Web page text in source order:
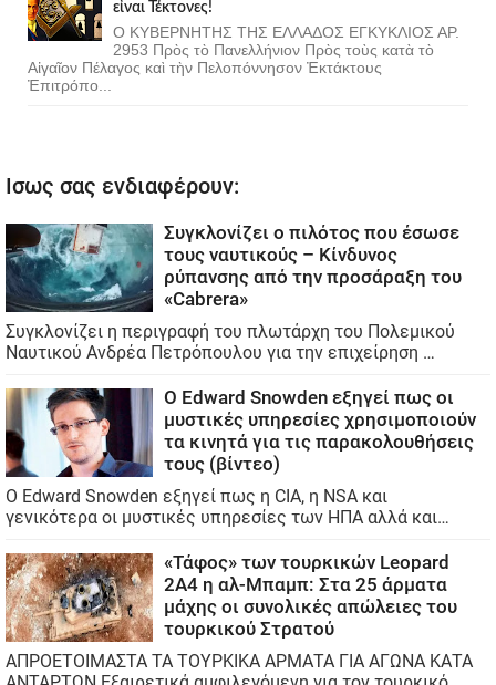
εἶναι Τέκτονες!
Ο ΚΥΒΕΡΝΗΤΗΣ ΤΗΣ ΕΛΛΑΔΟΣ ΕΓΚΥΚΛΙΟΣ ΑΡ.
2953 Πρὸς τὸ Πανελλήνιον Πρὸς τοὺς κατὰ τὸ
Αἰγαῖον Πέλαγος καὶ τὴν Πελοπόννησον Ἐκτάκτους
Ἐπιτρόπο...